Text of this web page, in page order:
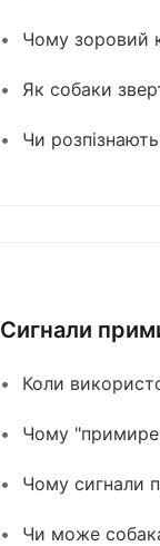
Чому зоровий
Як собаки
Чи
Сигнали
Коли
Чому
Чому сигнали
Чи може